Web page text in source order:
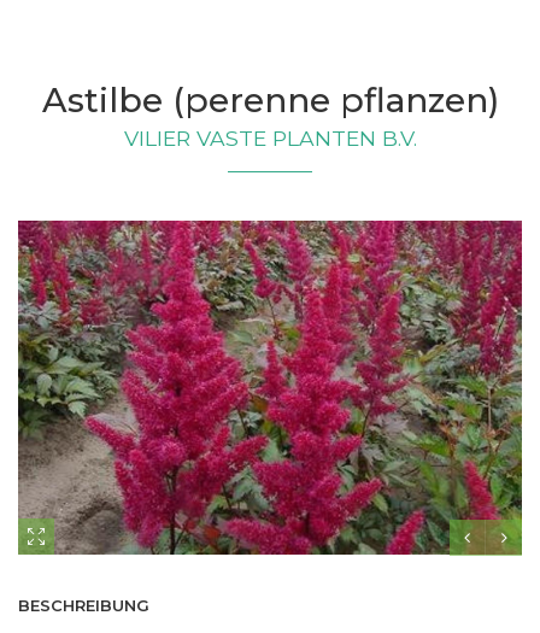
Astilbe (perenne pflanzen)
VILIER VASTE PLANTEN B.V.
BESCHREIBUNG